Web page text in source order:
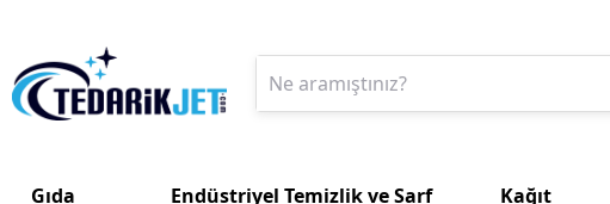
Gıda
Endüstriyel Temizlik ve Sarf
Kağıt